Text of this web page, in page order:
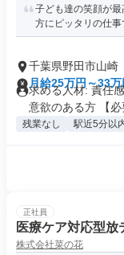
子ども達の笑顔が
方にピッタリの仕事
千葉県野田市山崎
月給25万円～33万
求める人材: 責任
意欲のある方 【必
残業なし 駅近5分以
正社員
医療ケア対応型
株式会社菜の花